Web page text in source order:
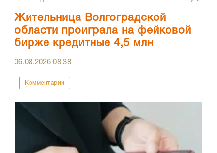
Жительница Волгоградской
области проиграла на фейковой
бирже кредитные 4,5 млн
06.08.202608:38
Комментарии